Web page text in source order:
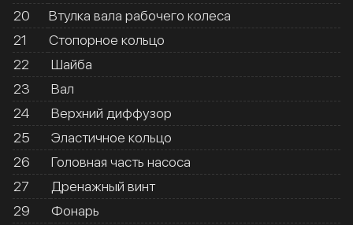
20
Втулка вала рабочего колеса
21
Стопорное кольцо
22
Шайба
23
Вал
24
Верхний диффузор
25
Эластичное кольцо
26
Головная часть насоса
27
Дренажный винт
29
Фонарь